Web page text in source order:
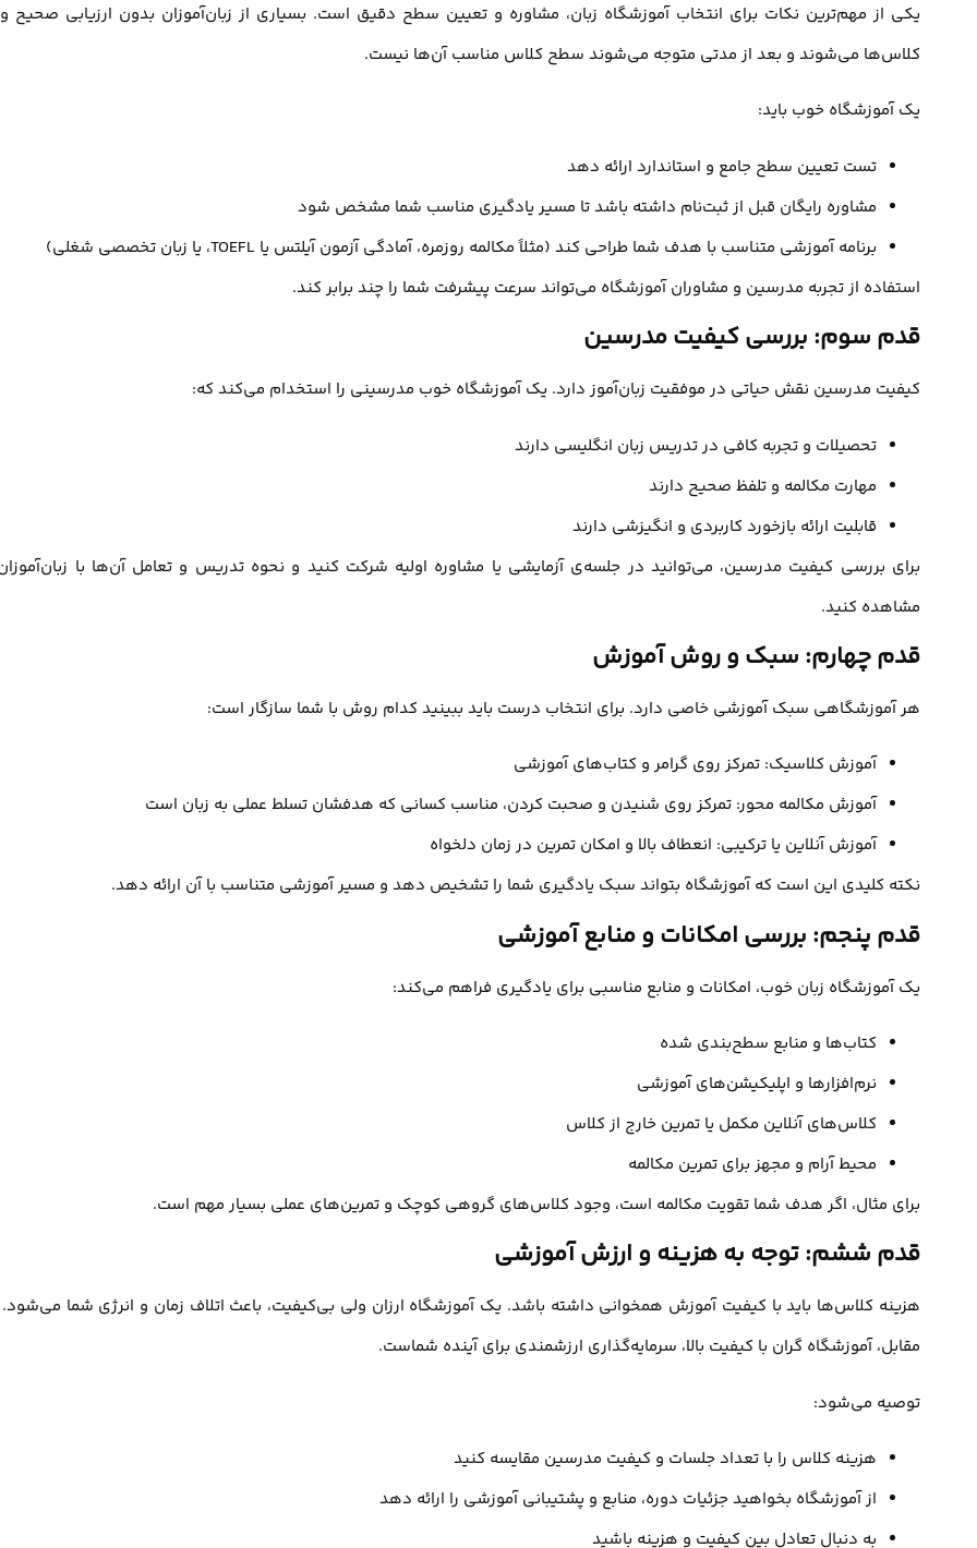
یکی از مهم‌ترین نکات برای انتخاب آموزشگاه زبان، مشاوره و تعیین سطح دقیق است. بسیاری از زبان‌آموزان بدون ارزیابی صحیح
کلاس‌ها می‌شوند و بعد از مدتی متوجه می‌شوند سطح کلاس مناسب آن‌ها نیست.
یک آموزشگاه خوب باید:
تست تعیین سطح جامع و استاندارد ارائه دهد
مشاوره رایگان قبل از ثبت‌نام داشته باشد تا مسیر یادگیری مناسب شما مشخص شود
برنامه آموزشی متناسب با هدف شما طراحی کند (مثلاً مکالمه روزمره، آمادگی آزمون آیلتس یا TOEFL، یا زبان تخصصی شغلی)
استفاده از تجربه مدرسین و مشاوران آموزشگاه می‌تواند سرعت پیشرفت شما را چند برابر کند.
قدم سوم: بررسی کیفیت مدرسین
کیفیت مدرسین نقش حیاتی در موفقیت زبان‌آموز دارد. یک آموزشگاه خوب مدرسینی را استخدام می‌کند که:
تحصیلات و تجربه کافی در تدریس زبان انگلیسی دارند
مهارت مکالمه و تلفظ صحیح دارند
قابلیت ارائه بازخورد کاربردی و انگیزشی دارند
برای بررسی کیفیت مدرسین، می‌توانید در جلسه‌ی آزمایشی یا مشاوره اولیه شرکت کنید و نحوه تدریس و تعامل آن‌ها با
مشاهده کنید.
قدم چهارم: سبک و روش آموزش
هر آموزشگاهی سبک آموزشی خاصی دارد. برای انتخاب درست باید ببینید کدام روش با شما سازگار است:
آموزش کلاسیک: تمرکز روی گرامر و کتاب‌های آموزشی
آموزش مکالمه محور: تمرکز روی شنیدن و صحبت کردن، مناسب کسانی که هدفشان تسلط عملی به زبان است
آموزش آنلاین یا ترکیبی: انعطاف بالا و امکان تمرین در زمان دلخواه
نکته کلیدی این است که آموزشگاه بتواند سبک یادگیری شما را تشخیص دهد و مسیر آموزشی متناسب با آن ارائه دهد.
قدم پنجم: بررسی امکانات و منابع آموزشی
یک آموزشگاه زبان خوب، امکانات و منابع مناسبی برای یادگیری فراهم می‌کند:
کتاب‌ها و منابع سطح‌بندی شده
نرم‌افزارها و اپلیکیشن‌های آموزشی
کلاس‌های آنلاین مکمل یا تمرین خارج از کلاس
محیط آرام و مجهز برای تمرین مکالمه
برای مثال، اگر هدف شما تقویت مکالمه است، وجود کلاس‌های گروهی کوچک و تمرین‌های عملی بسیار مهم است.
قدم ششم: توجه به هزینه و ارزش آموزشی
هزینه کلاس‌ها باید با کیفیت آموزش همخوانی داشته باشد. یک آموزشگاه ارزان ولی بی‌کیفیت، باعث اتلاف زمان و انرژی شما
مقابل، آموزشگاه گران با کیفیت بالا، سرمایه‌گذاری ارزشمندی برای آینده شماست.
توصیه می‌شود:
هزینه کلاس را با تعداد جلسات و کیفیت مدرسین مقایسه کنید
از آموزشگاه بخواهید جزئیات دوره، منابع و پشتیبانی آموزشی را ارائه دهد
به دنبال تعادل بین کیفیت و هزینه باشید